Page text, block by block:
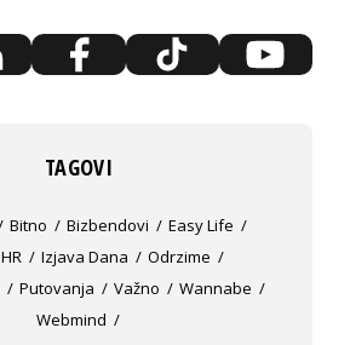
TAGOVI
Bitno Bizbendovi
Easy Life
HR Izjava Dana
Odrzime
Putovanja Važno
Wannabe
Webmind